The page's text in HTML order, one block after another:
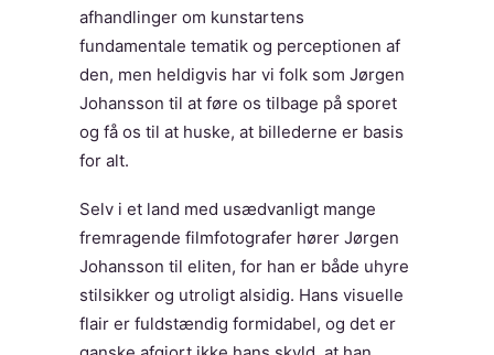
afhandlinger om kunstartens
fundamentale tematik og perceptionen af
den, men heldigvis har vi folk som Jørgen
Johansson til at føre os tilbage på sporet
og få os til at huske, at billederne er basis
for alt.
Selv i et land med usædvanligt mange
fremragende filmfotografer hører Jørgen
Johansson til eliten, for han er både uhyre
stilsikker og utroligt alsidig. Hans visuelle
flair er fuldstændig formidabel, og det er